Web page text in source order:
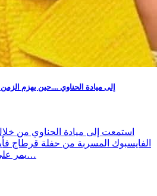
إلى ميادة الحناوي ....حين يهزم
استمعت إلى ميادة الحناوي من
الفايسبوك المسربة من حفلة قرطاج
يمر على البشر وحدهم بل يمر أيضا…